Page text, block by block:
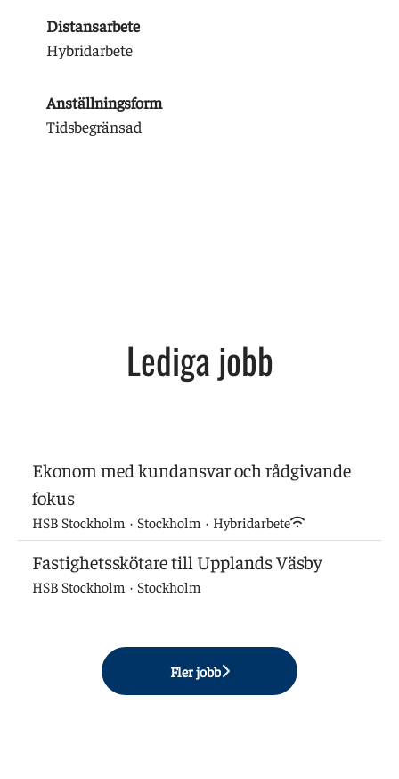
Distansarbete
Hybridarbete
Anställningsform
Tidsbegränsad
Lediga jobb
Ekonom med kundansvar och rådgivande
fokus
HSB Stockholm · Stockholm · Hybridarbete
Fastighetsskötare till Upplands Väsby
HSB Stockholm · Stockholm
Fler jobb